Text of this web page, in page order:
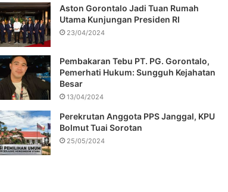
Aston Gorontalo Jadi Tuan Rumah
Utama Kunjungan Presiden RI
23/04/2024
Pembakaran Tebu PT. PG. Gorontalo,
Pemerhati Hukum: Sungguh Kejahatan
Besar
13/04/2024
Perekrutan Anggota PPS Janggal, KPU
Bolmut Tuai Sorotan
25/05/2024